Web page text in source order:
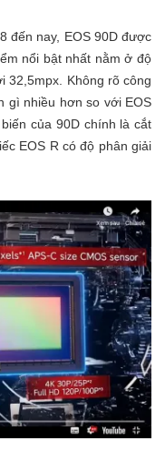
đến nay, EOS 90D được
nổi bật nhất nằm ở độ
32,5mpx. Không rõ công
gì nhiều hơn so với EOS
của 90D chính là cắt
EOS R có độ phân giải